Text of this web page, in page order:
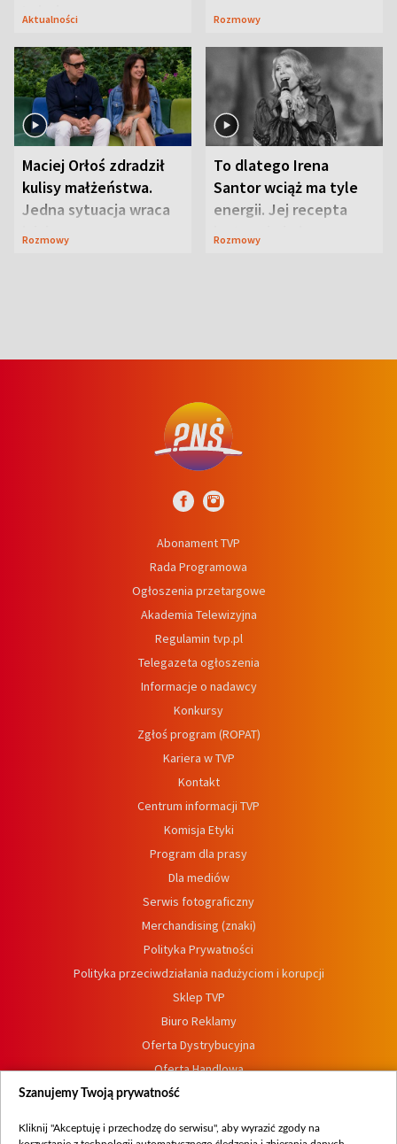
Lubelszczyzna
Aktualności Rozmowy
Maciej Orłoś zdradził
kulisy małżeństwa.
Jedna sytuacja wraca
jak bumerang
Rozmowy
To dlatego Irena
Santor wciąż ma tyle
energii. Jej recepta
jest zaskakująco
Rozmowy
Abonament TVP
Rada Programowa
Ogłoszenia przetargowe
Akademia Telewizyjna
Regulamin tvp.pl
Telegazeta ogłoszenia
Informacje o nadawcy
Konkursy
Zgłoś program (ROPAT)
Kariera w TVP
Kontakt
Centrum informacji TVP
Komisja Etyki
Program dla prasy
Dla mediów
Serwis fotograficzny
Merchandising (znaki)
Polityka Prywatności
Polityka przeciwdziałania nadużyciom i korupcji
Sklep TVP
Biuro Reklamy
Oferta Dystrybucyjna
Oferta Handlowa
Dostępność
Procedura zgłoszeń wewnętrznych
Szanujemy Twoją prywatność
Kliknij "Akceptuję i przechodzę do serwisu", aby wyrazić zgody na